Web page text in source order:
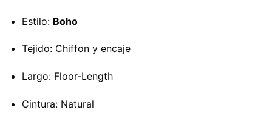
Estilo: Boho
Tejido: Chiffon y encaje
Largo: Floor-Length
Cintura: Natural